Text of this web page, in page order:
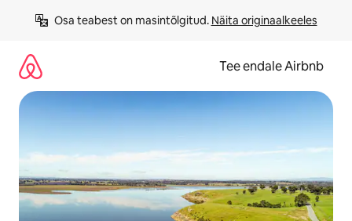
Osa teabest on masintõlgitud. Näita originaalkeeles
Tee endale Airbnb